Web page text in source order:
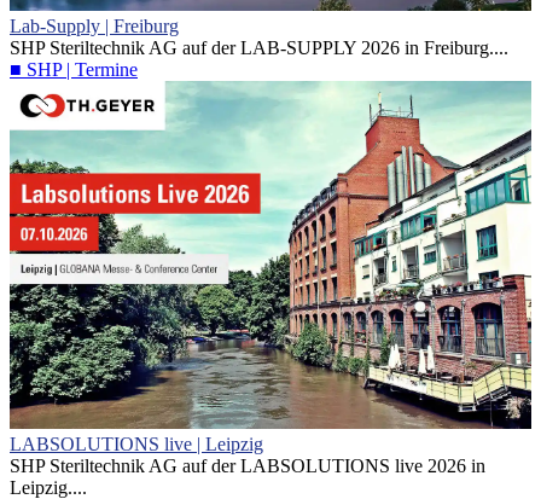
Lab-Supply | Freiburg
SHP Steriltechnik AG auf der LAB-SUPPLY 2026 in Freiburg....
■ SHP | Termine
LABSOLUTIONS live | Leipzig
SHP Steriltechnik AG auf der LABSOLUTIONS live 2026 in
Leipzig....